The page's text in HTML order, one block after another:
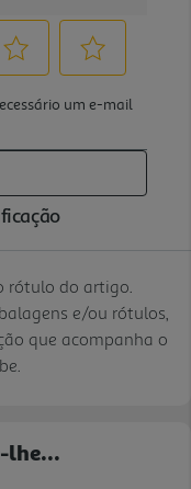
rótulo do artigo.
e/ou rótulos,
que acompanha o
lhe...